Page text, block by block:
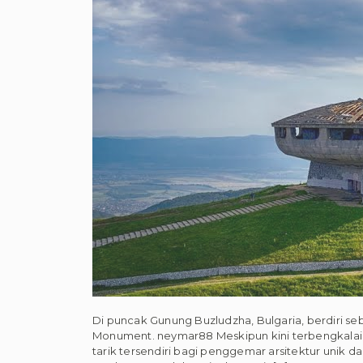
Di puncak Gunung Buzludzha, Bulgaria, berdiri
Monument. neymar88 Meskipun kini
tarik tersendiri bagi penggemar arsitektur unik